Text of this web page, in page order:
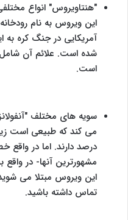
"هنتاویروس" انواع
این ویروس به نام
آمریکایی در جنگ کره به
شده است. علائم آن شامل
است.
سویه های مختلف
درصد دارند. اما در واقع
مشهورترین آنها- در
این ویروس مبتلا می
تماس داشته باشید.